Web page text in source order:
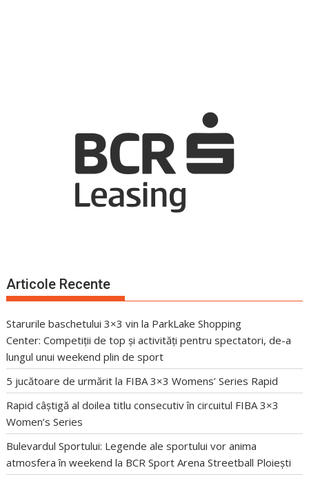
Articole Recente
Starurile baschetului 3×3 vin la ParkLake Shopping
Center: Competiții de top și activități pentru spectatori, de-a
lungul unui weekend plin de sport
5 jucătoare de urmărit la FIBA 3×3 Womens’ Series Rapid
Rapid câștigă al doilea titlu consecutiv în circuitul FIBA 3×3
Women’s Series
Bulevardul Sportului: Legende ale sportului vor anima
atmosfera în weekend la BCR Sport Arena Streetball Ploiești